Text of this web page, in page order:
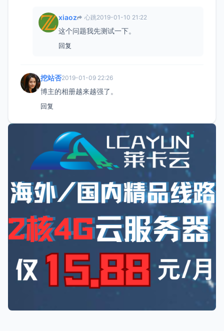
xiaoz 心跳2019-01-10 21:22
这个问题我先测试一下。
回复
挖站否2019-01-09 22:26
博主的相册越来越强了。
回复